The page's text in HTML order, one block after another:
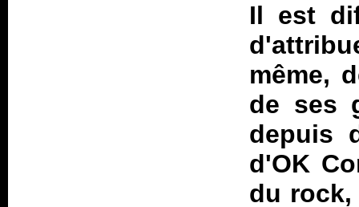
Il est
même,
de ses
depuis
d'OK
du